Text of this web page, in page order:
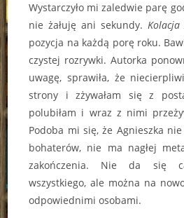
Wystarczyło mi zaledwie parę
nie żałuję ani sekundy. Kolacja
pozycja na każdą porę roku.
czystej rozrywki. Autorka
uwagę, sprawiła, że
strony i zżywałam się z
polubiłam i wraz z nimi
Podoba mi się, że Agnieszka
bohaterów, nie ma nagłej
zakończenia. Nie da się
wszystkiego, ale można na
odpowiednimi osobami.